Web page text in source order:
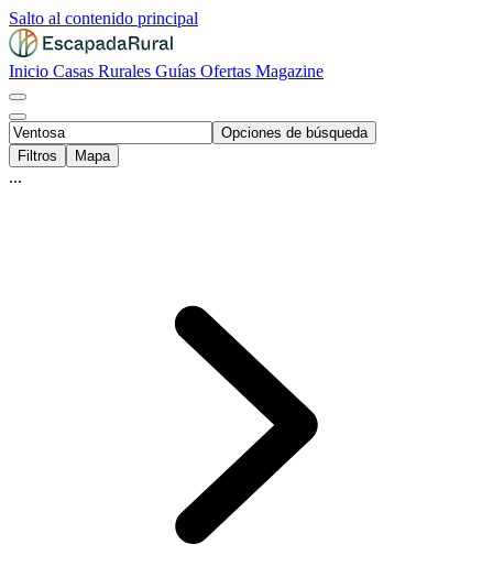
Salto al contenido principal
Inicio Casas Rurales Guías Ofertas Magazine
Opciones de búsqueda
Filtros
Mapa
...